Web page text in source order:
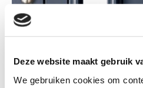
Deze website maakt gebruik
We gebruiken cookies om